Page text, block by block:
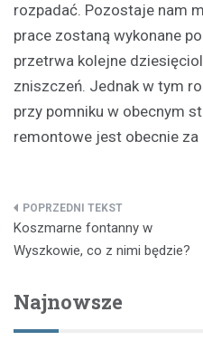
rozpadać. Pozostaje nam
prace zostaną wykonane
przetrwa kolejne
zniszczeń. Jednak w tym
przy pomniku w obecnym
remontowe jest obecnie za
Nawigacja
wpisu
Koszmarne fontanny w
Wyszkowie, co z nimi będzie?
Najnowsze